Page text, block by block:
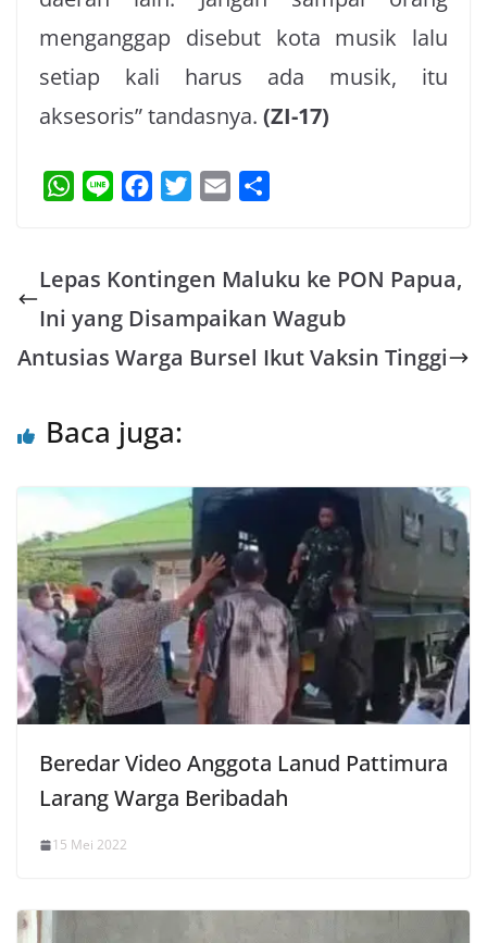
menganggap disebut kota musik lalu
setiap kali harus ada musik, itu
aksesoris”tandasnya. (ZI-17)
W
t
A
p
e
e
o
t
e
r
i
l
r
e
Lepas Kontingen Maluku ke PON Papua,
Ini yang Disampaikan Wagub
Antusias Warga Bursel Ikut Vaksin Tinggi
Baca juga:
Beredar Video Anggota Lanud Pattimura
Larang Warga Beribadah
15 Mei 2022